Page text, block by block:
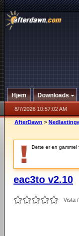
Hjem Downloads
8/7/2026 10:57:02 AM
AfterDawn >
Dette er en gammel
eac3to v2.10
Vista